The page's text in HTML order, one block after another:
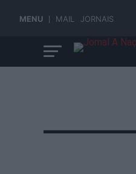
MENU MAIL JORNAIS